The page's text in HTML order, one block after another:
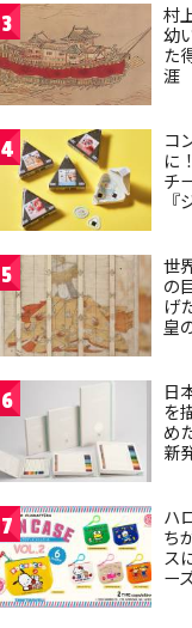
村
幼
た
涯
コ
に
チ
世
の
げ
皇
日
を
め
新
ハ
ち
ス
ー